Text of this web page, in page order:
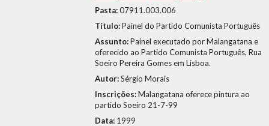
Pasta:07911.003.006
Título:Painel do Partido Comunista Português
Assunto:Painel executado por Malangatana e
oferecido ao Partido Comunista Português, Rua
Soeiro Pereira Gomes em Lisboa.
Autor:Sérgio Morais
Inscrições:Malangatana oferece pintura ao
partido Soeiro 21-7-99
Data: 1999